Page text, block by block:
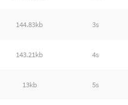
144.83kb 3s
143.21kb 4s
13kb 5s